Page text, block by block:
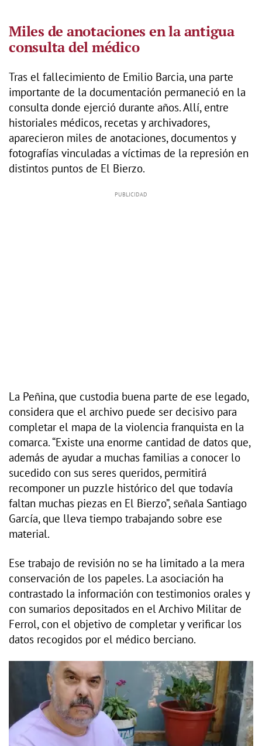
Miles de anotaciones en la antigua
consulta del médico
Tras el fallecimiento de Emilio Barcia, una parte
importante de la documentación permaneció en la
consulta donde ejerció durante años. Allí, entre
historiales médicos, recetas y archivadores,
aparecieron miles de anotaciones, documentos y
fotografías vinculadas a víctimas de la represión en
distintos puntos de El Bierzo.
La Peñina, que custodia buena parte de ese legado,
considera que el archivo puede ser decisivo para
completar el mapa de la violencia franquista en la
comarca. “Existe una enorme cantidad de datos que,
además de ayudar a muchas familias a conocer lo
sucedido con sus seres queridos, permitirá
recomponer un puzzle histórico del que todavía
faltan muchas piezas en El Bierzo”, señala Santiago
García, que lleva tiempo trabajando sobre ese
material.
Ese trabajo de revisión no se ha limitado a la mera
conservación de los papeles. La asociación ha
contrastado la información con testimonios orales y
con sumarios depositados en el Archivo Militar de
Ferrol, con el objetivo de completar y verificar los
datos recogidos por el médico berciano.